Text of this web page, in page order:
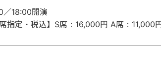
／18:00開演
席指定・税込】S席：16,000円 A席：11,000